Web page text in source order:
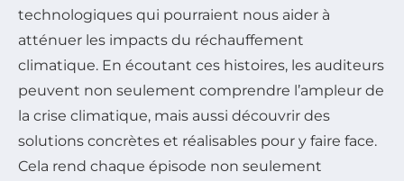
technologiques qui pourraient nous aider à
atténuer les impacts du réchauffement
climatique. En écoutant ces histoires, les auditeurs
peuvent non seulement comprendre l’ampleur de
la crise climatique, mais aussi découvrir des
solutions concrètes et réalisables pour y faire face.
Cela rend chaque épisode non seulement